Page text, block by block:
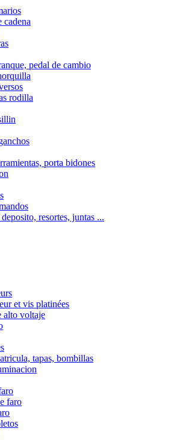
cadena
pedal de cambio
rodilla
porta bidones
resortes, juntas ...
et vis platinées
alto voltaje
tapas, bombillas
faro